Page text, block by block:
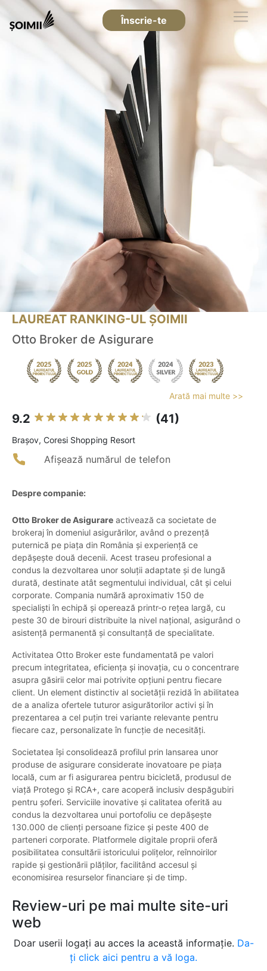
Înscrie-te
LAUREAT RANKING-UL ȘOIMII
Otto Broker de Asigurare
Arată mai multe >>
9.2 (41)
Braşov, Coresi Shopping Resort
Afișează numărul de telefon
Despre companie:
Otto Broker de Asigurare activează ca societate de
brokeraj în domeniul asigurărilor, având o prezență
puternică pe piața din România și experiență ce
depășește două decenii. Acest traseu profesional a
condus la dezvoltarea unor soluții adaptate și de lungă
durată, destinate atât segmentului individual, cât și celui
corporate. Compania numără aproximativ 150 de
specialiști în echipă și operează printr-o rețea largă, cu
peste 30 de birouri distribuite la nivel național, asigurând o
asistență permanentă și consultanță de specialitate.
Activitatea Otto Broker este fundamentată pe valori
precum integritatea, eficiența și inovația, cu o concentrare
asupra găsirii celor mai potrivite opțiuni pentru fiecare
client. Un element distinctiv al societății rezidă în abilitatea
de a analiza ofertele tuturor asigurătorilor activi și în
prezentarea a cel puțin trei variante relevante pentru
fiecare caz, personalizate în funcție de necesități.
Societatea își consolidează profilul prin lansarea unor
produse de asigurare considerate inovatoare pe piața
locală, cum ar fi asigurarea pentru bicicletă, produsul de
viață Protego și RCA+, care acoperă inclusiv despăgubiri
pentru șoferi. Serviciile inovative și calitatea oferită au
condus la dezvoltarea unui portofoliu ce depășește
130.000 de clienți persoane fizice și peste 400 de
parteneri corporate. Platformele digitale proprii oferă
posibilitatea consultării istoricului polițelor, reînnoirilor
rapide și gestionării plăților, facilitând accesul și
economisirea resurselor financiare și de timp.
Review-uri pe mai multe site-uri
web
Doar userii logați au acces la această informație. Da-
ți click aici pentru a vă loga.